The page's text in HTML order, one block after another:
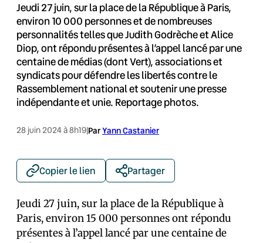
Jeudi 27 juin, sur la place de la République à Paris,
environ 10 000 personnes et de nombreuses
personnalités telles que Judith Godrèche et Alice
Diop, ont répondu présentes à l’appel lancé par une
centaine de médias (dont Vert), associations et
syndicats pour défendre les libertés contre le
Rassemblement national et soutenir une presse
indépendante et unie. Reportage photos.
28 juin 2024 à 8h19|ParYann Castanier
Copier le lien Partager
Jeudi 27 juin, sur la place de la République à
Paris, environ 15 000 personnes ont répondu
présentes à l’appel lancé par une centaine de